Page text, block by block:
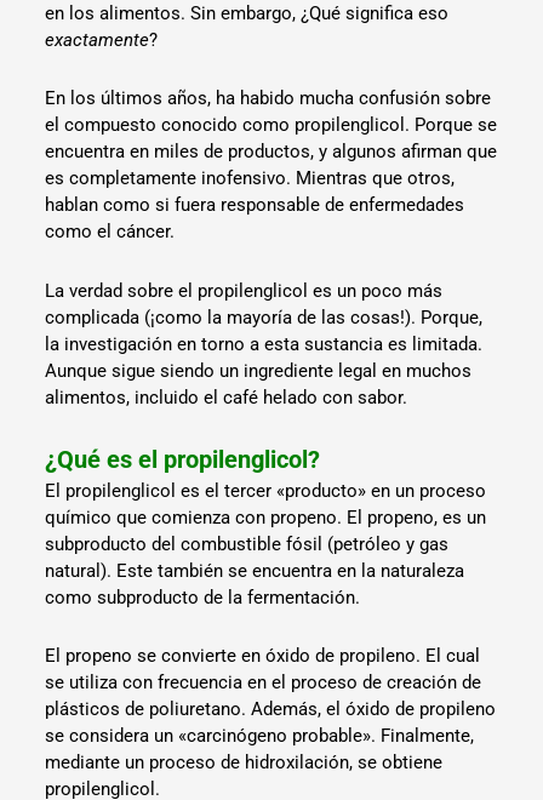
en los alimentos. Sin embargo, ¿Qué significa eso
exactamente?
En los últimos años, ha habido mucha confusión sobre
el compuesto conocido como propilenglicol. Porque se
encuentra en miles de productos, y algunos afirman que
es completamente inofensivo. Mientras que otros,
hablan como si fuera responsable de enfermedades
como el cáncer.
La verdad sobre el propilenglicol es un poco más
complicada (¡como la mayoría de las cosas!). Porque,
la investigación en torno a esta sustancia es limitada.
Aunque sigue siendo un ingrediente legal en muchos
alimentos, incluido el café helado con sabor.
¿Qué es el propilenglicol?
El propilenglicol es el tercer «producto» en un proceso
químico que comienza con propeno. El propeno, es un
subproducto del combustible fósil (petróleo y gas
natural). Este también se encuentra en la naturaleza
como subproducto de la fermentación.
El propeno se convierte en óxido de propileno. El cual
se utiliza con frecuencia en el proceso de creación de
plásticos de poliuretano. Además, el óxido de propileno
se considera un «carcinógeno probable». Finalmente,
mediante un proceso de hidroxilación, se obtiene
propilenglicol.